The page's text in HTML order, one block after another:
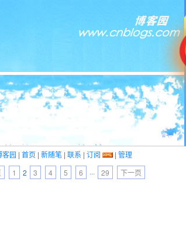
客园 | 首页 | 新随笔 | 联系 | 订阅 | 管理
1 2 3 4 5 6 ··· 29 下一页